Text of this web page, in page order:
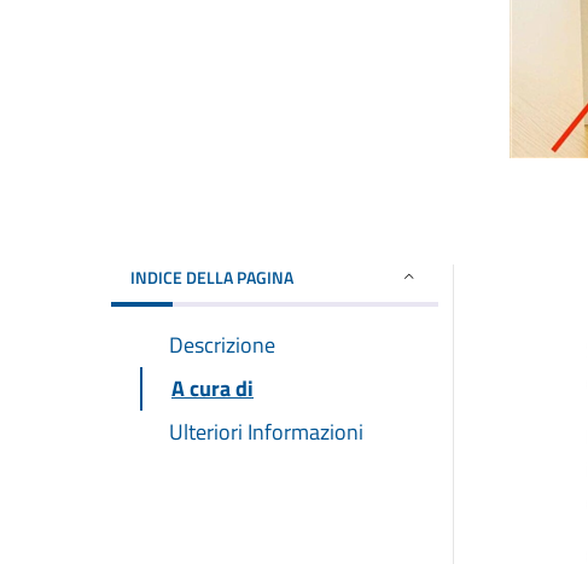
INDICE DELLA PAGINA
Descrizione
A cura di
Ulteriori Informazioni